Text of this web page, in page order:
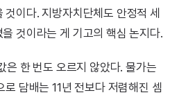
것이다. 지방자치단체도 안정적 세
것이라는 게 기고의 핵심 논지다.
은 한 번도 오르지 않았다. 물가는
담배는 11년 전보다 저렴해진 셈